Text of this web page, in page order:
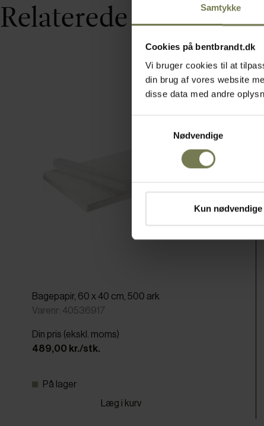
Samtykke
Cookies på bentbrandt.dk
Vi bruger cookies til at
din brug af vores website
disse data med andre
Nødvendige
Kun nødvendige
Relaterede varer
Bagepapir, 60 x 40 cm, 500 ark
Varenr: 40536917
Din pris (ekskl. moms)
489,00 kr./stk.
På lager
Læg i kurv